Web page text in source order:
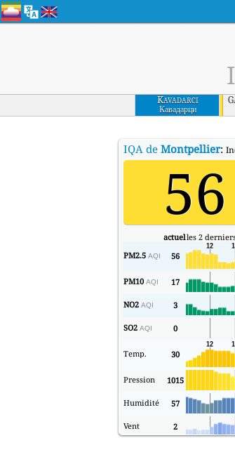
Kavadarci
Кавадарци
IQA de Montpellier:
56
actuelles 2
PM2.5 AQI 56
PM10 AQI 17
NO2 AQI 3
SO2 AQI 0
Temp. 30
Pression 1015
Humidité 57
Vent 2